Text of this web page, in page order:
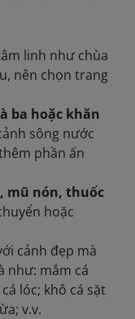
linh như chùa
nên chọn trang
ba hoặc khăn
sông nước
phần ấn
mũ nón, thuốc
hoặc
cảnh đẹp mà
như: mắm cá
lóc; khô cá sặt
v.v.